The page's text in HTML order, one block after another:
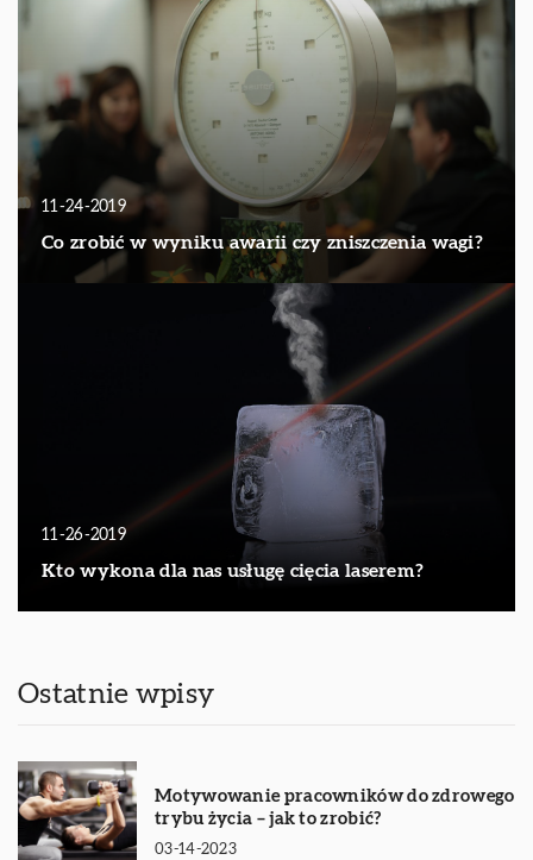
11-24-2019
Co zrobić w wyniku awarii czy zniszczenia wagi?
11-26-2019
Kto wykona dla nas usługę cięcia laserem?
Ostatnie wpisy
Motywowanie pracowników do zdrowego
trybu życia – jak to zrobić?
03-14-2023